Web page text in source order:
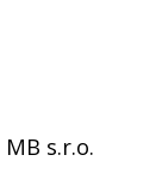
MB s.r.o.